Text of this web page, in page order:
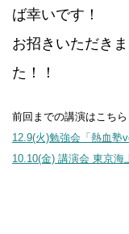
ば幸いです！
お招きいただき
た！！
前回までの講演はこちら
12.9(火)勉強会「熱血塾
10.10(金) 講演会 東京海